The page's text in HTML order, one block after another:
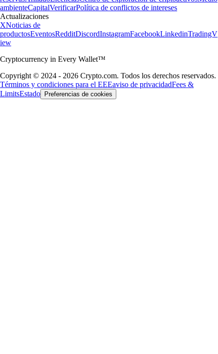
ambienteCapitalVerificarPolítica de conflictos de intereses
Actualizaciones
XNoticias de
productosEventosRedditDiscordInstagramFacebookLinkedinTradingV
iew
Cryptocurrency in Every Wallet™
Copyright © 2024 - 2026 Crypto.com. Todos los derechos reservados.
Términos y condiciones para el EEEaviso de privacidadFees &
LimitsEstado Preferencias de cookies